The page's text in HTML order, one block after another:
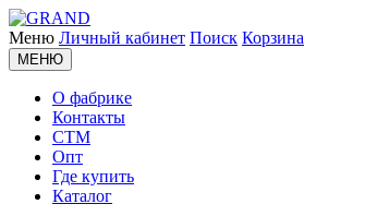
Меню Личный кабинет Поиск Корзина
МЕНЮ
О фабрике
Контакты
СТМ
Опт
Где купить
Каталог